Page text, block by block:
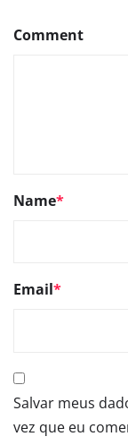
Comment
Name*
Email*
Salvar meus
vez que eu